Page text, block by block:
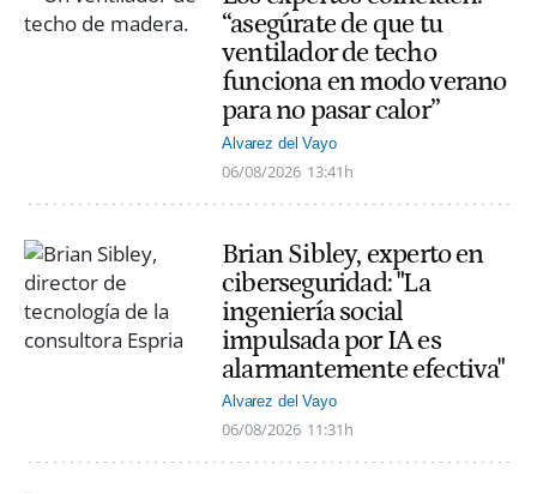
“asegúrate de que tu
ventilador de techo
funciona en modo verano
para no pasar calor”
Alvarez del Vayo
06/08/2026 13:41h
Brian Sibley, experto en
ciberseguridad: "La
ingeniería social
impulsada por IA es
alarmantemente efectiva"
Alvarez del Vayo
06/08/2026 11:31h